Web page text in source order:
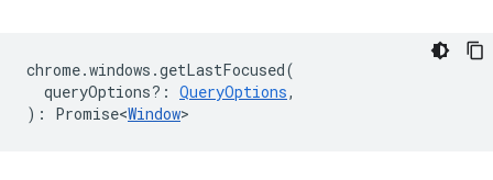
chrome.windows .getLastFocused(
queryOptions? : QueryOptions,
) : Promise<Window>